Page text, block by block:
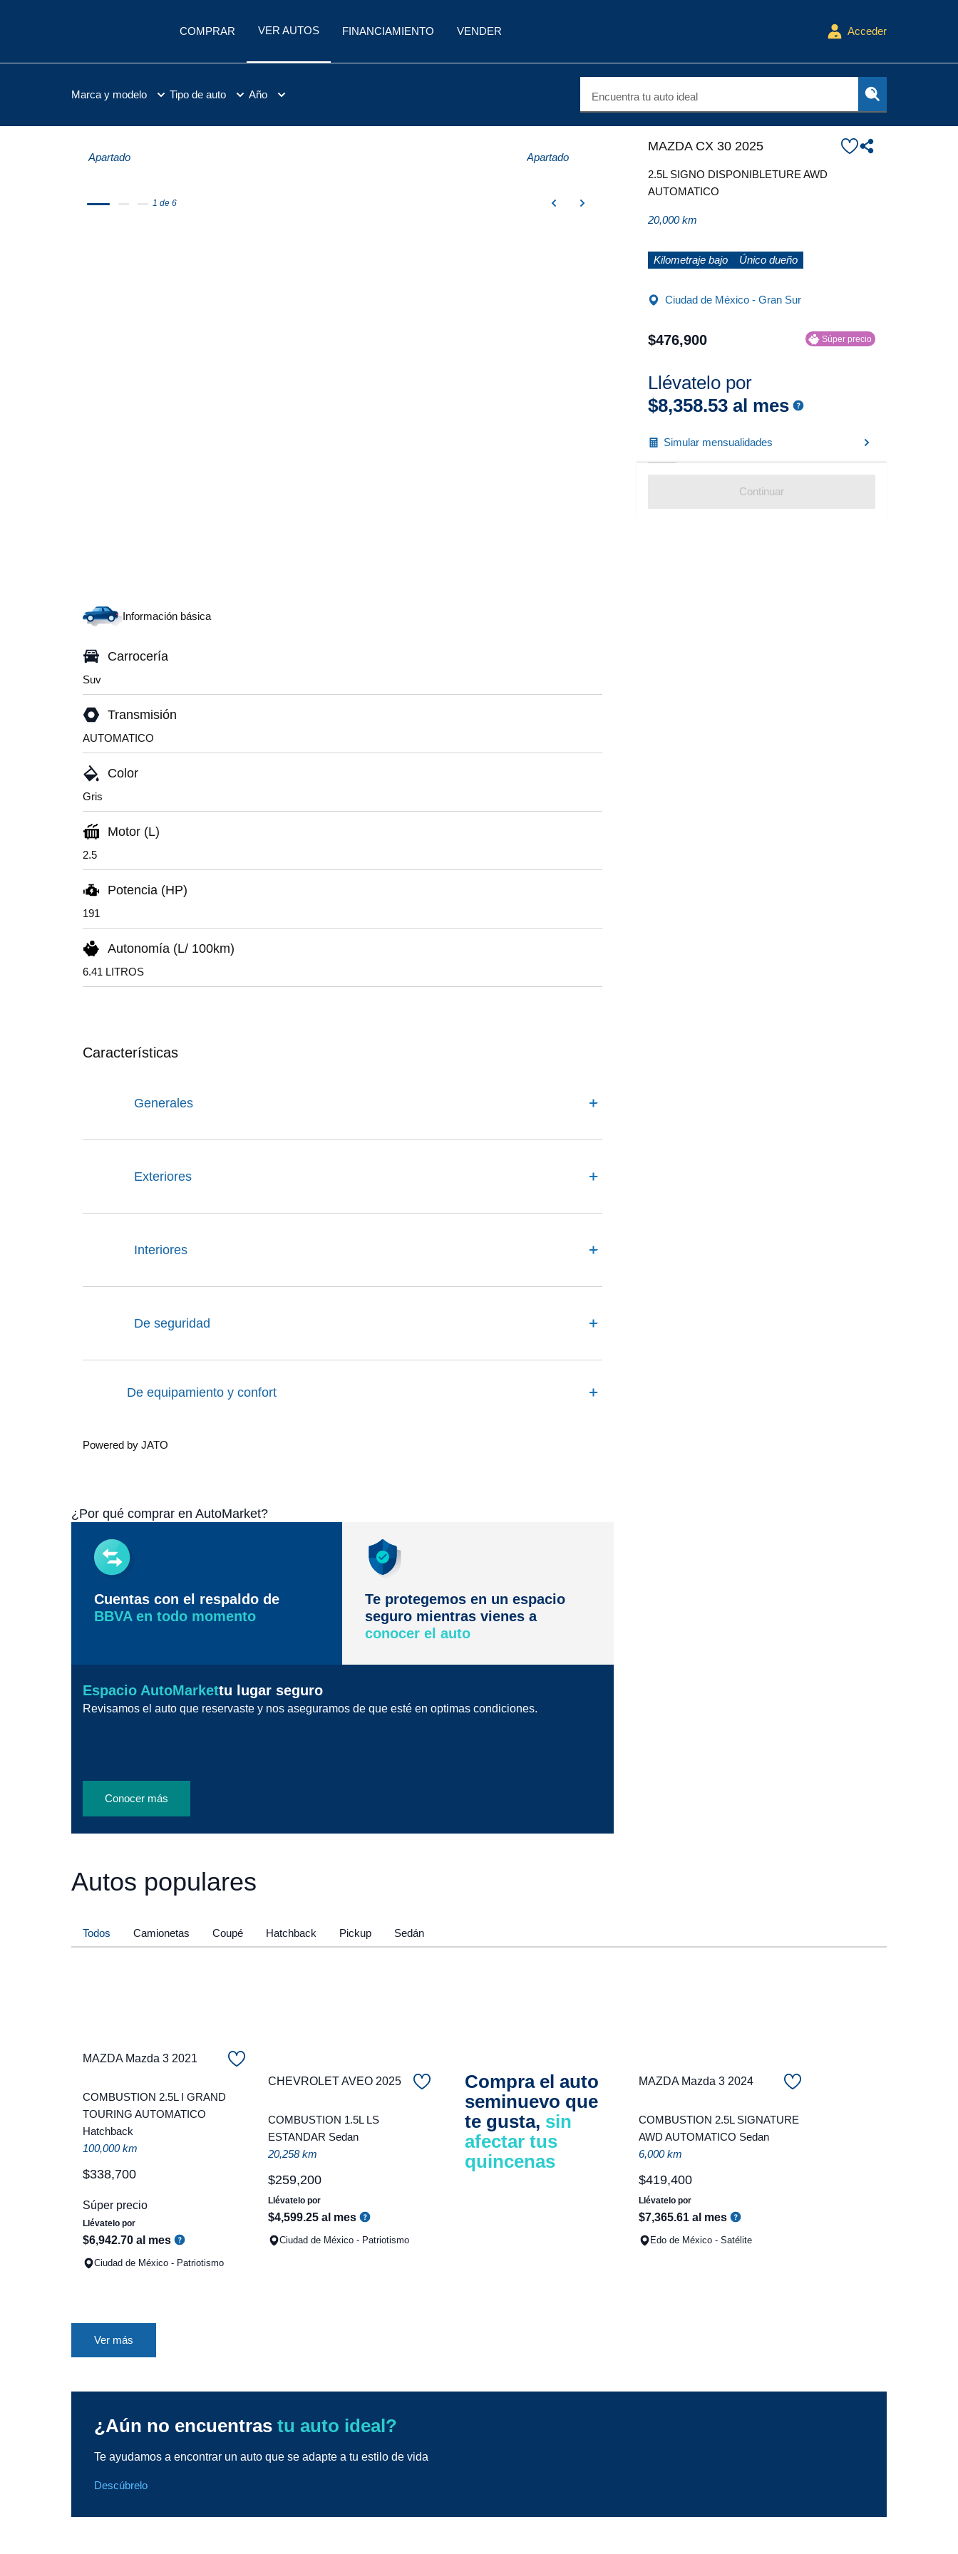
COMPRAR VER AUTOS FINANCIAMIENTO VENDER Acceder
Marca y modelo Tipo de auto Año Encuentra tu auto ideal
Apartado Apartado
1 de 6
MAZDA CX 30 2025
2.5L SIGNO DISPONIBLETURE AWD
AUTOMATICO
20,000 km
Kilometraje bajo Único dueño
Ciudad de México - Gran Sur
$476,900 Súper precio
Llévatelo por
$8,358.53al mes
Simular mensualidades
Continuar
Información básica
Carrocería
Suv
Transmisión
AUTOMATICO
Color
Gris
Motor (L)
2.5
Potencia (HP)
191
Autonomía (L/ 100km)
6.41 LITROS
Características
Generales
Exteriores
Interiores
De seguridad
De equipamiento y confort
Powered by JATO
¿Por qué comprar en AutoMarket?
Cuentas con el respaldo de
BBVA en todo momento
Te protegemos en un espacio
seguro mientras vienes a
conocer el auto
Espacio AutoMarkettu lugar seguro
Revisamos el auto que reservaste y nos aseguramos de que esté en optimas condiciones.
Conocer más
Autos populares
Todos Camionetas Coupé Hatchback Pickup Sedán
MAZDA Mazda 3 2021
COMBUSTION 2.5L I GRAND
TOURING AUTOMATICO
Hatchback
100,000 km
$338,700
Súper precio
Llévatelo por
$6,942.70 al mes
Ciudad de México - Patriotismo
CHEVROLET AVEO 2025
COMBUSTION 1.5L LS
ESTANDAR Sedan
20,258 km
$259,200
Llévatelo por
$4,599.25 al mes
Ciudad de México - Patriotismo
Compra el auto
seminuevo que
te gusta, sin
afectar tus
quincenas
MAZDA Mazda 3 2024
COMBUSTION 2.5L SIGNATURE
AWD AUTOMATICO Sedan
6,000 km
$419,400
Llévatelo por
$7,365.61 al mes
Edo de México - Satélite
Ver más
¿Aún no encuentras tu auto ideal?
Te ayudamos a encontrar un auto que se adapte a tu estilo de vida
Descúbrelo